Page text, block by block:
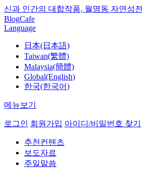
신과 인간의 대합작품, 월명동 자연성전
BlogCafe
Language
日本(日本語)
Taiwan(繁體)
Malaysia(簡體)
Global(English)
한국(한국어)
메뉴보기
로그인 회원가입 아이디/비밀번호 찾기
추천컨텐츠
보도자료
주일말씀